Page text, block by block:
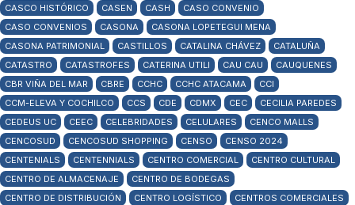
CASCO HISTÓRICO
CASEN CASH
CASO CONVENIO
CASO CONVENIOS
CASONA
CASONA LOPETEGUI MENA
CASONA PATRIMONIAL
CASTILLOS CATALINA CHÁVEZ
CATALUÑA
CATASTRO
CATASTROFES CATERINA UTILI CAU CAU
CAUQUENES
CBR VIÑA DEL MAR
CBRE CCHC CCHC ATACAMA
CCI
CCM-ELEVA Y COCHILCO
CCS CDE CDMX CEC
CECILIA PAREDES
CEDEUS UC
CEEC CELEBRIDADES CELULARES
CENCO MALLS
CENCOSUD
CENCOSUD SHOPPING CENSO
CENSO 2024
CENTENIALS
CENTENNIALS CENTRO COMERCIAL
CENTRO CULTURAL
CENTRO DE ALMACENAJE
CENTRO DE BODEGAS
CENTRO DE DISTRIBUCIÓN
CENTRO LOGÍSTICO
CENTROS COMERCIALES